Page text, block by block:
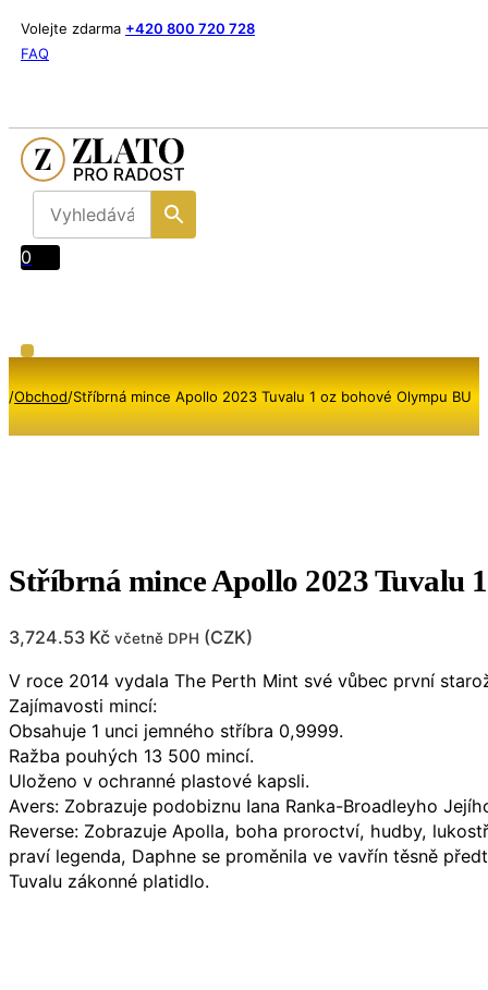
Volejte zdarma +420 800 720 728
FAQ
0
/Obchod/Stříbrná mince Apollo 2023 Tuvalu 1 oz bohové Olympu BU
Stříbrná mince Apollo 2023 Tuvalu
3,724.53 Kč včetně DPH (CZK)
V roce 2014 vydala The Perth Mint své vůbec první
Zajímavosti mincí:
Obsahuje 1 unci jemného stříbra 0,9999.
Ražba pouhých 13 500 mincí.
Uloženo v ochranné plastové kapsli.
Avers: Zobrazuje podobiznu Iana Ranka-Broadleyho
Reverse: Zobrazuje Apolla, boha proroctví, hudby,
praví legenda, Daphne se proměnila ve vavřín těsně
Tuvalu zákonné platidlo.